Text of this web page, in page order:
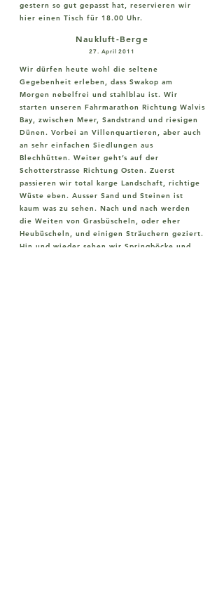
gestern so gut gepasst hat, reservieren wir
hier einen Tisch für 18.00 Uhr.
Naukluft-Berge
27. April 2011
Wir dürfen heute wohl die seltene
Gegebenheit erleben, dass Swakop am
Morgen nebelfrei und stahlblau ist. Wir
starten unseren Fahrmarathon Richtung Walvis
Bay, zwischen Meer, Sandstrand und riesigen
Dünen. Vorbei an Villenquartieren, aber auch
an sehr einfachen Siedlungen aus
Blechhütten. Weiter geht’s auf der
Schotterstrasse Richtung Osten. Zuerst
passieren wir total karge Landschaft, richtige
Wüste eben. Ausser Sand und Steinen ist
kaum was zu sehen. Nach und nach werden
die Weiten von Grasbüscheln, oder eher
Heubüscheln, und einigen Sträuchern geziert.
Hin und wieder sehen wir Springböcke und